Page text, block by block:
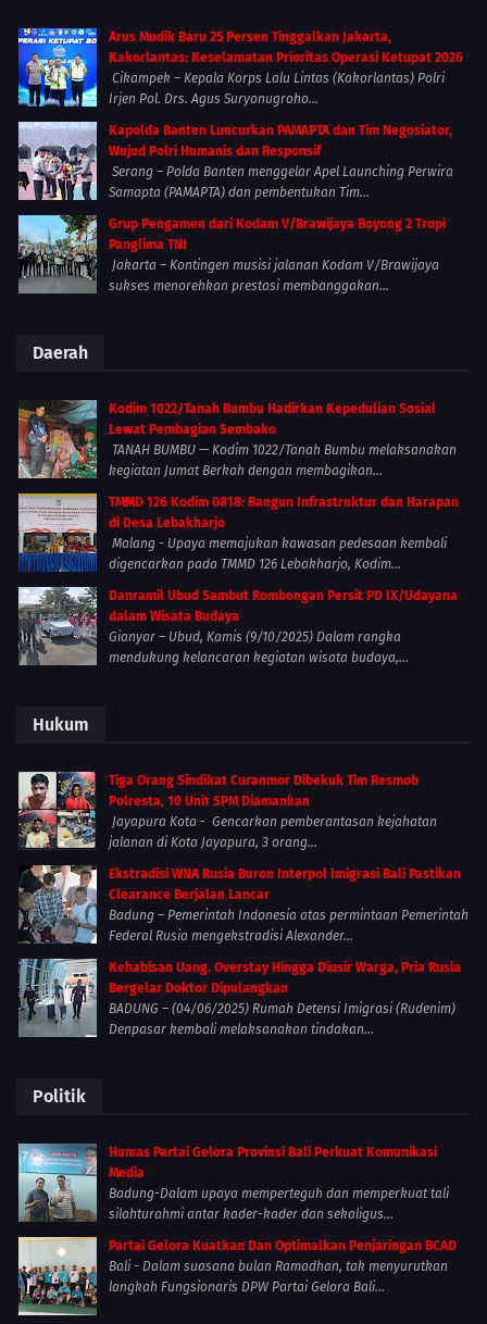
Arus Mudik Baru 25 Persen Tinggalkan Jakarta,
Kakorlantas: Keselamatan Prioritas Operasi Ketupat 2026
Cikampek – Kepala Korps Lalu Lintas (Kakorlantas) Polri
Irjen Pol. Drs. Agus Suryonugroho...
Kapolda Banten Luncurkan PAMAPTA dan Tim Negosiator,
Wujud Polri Humanis dan Responsif
Serang – Polda Banten menggelar Apel Launching Perwira
Samapta (PAMAPTA) dan pembentukan Tim...
Grup Pengamen dari Kodam V/Brawijaya Boyong 2 Tropi
Panglima TNI
Jakarta – Kontingen musisi jalanan Kodam V/Brawijaya
sukses menorehkan prestasi membanggakan...
Daerah
Kodim 1022/Tanah Bumbu Hadirkan Kepedulian Sosial
Lewat Pembagian Sembako
TANAH BUMBU — Kodim 1022/Tanah Bumbu melaksanakan
kegiatan Jumat Berkah dengan membagikan...
TMMD 126 Kodim 0818: Bangun Infrastruktur dan Harapan
di Desa Lebakharjo
Malang - Upaya memajukan kawasan pedesaan kembali
digencarkan pada TMMD 126 Lebakharjo, Kodim...
Danramil Ubud Sambut Rombongan Persit PD IX/Udayana
dalam Wisata Budaya
Gianyar – Ubud, Kamis (9/10/2025) Dalam rangka
mendukung kelancaran kegiatan wisata budaya,...
Hukum
Tiga Orang Sindikat Curanmor Dibekuk Tim Resmob
Polresta, 10 Unit SPM Diamankan
Jayapura Kota - Gencarkan pemberantasan kejahatan
jalanan di Kota Jayapura, 3 orang...
Ekstradisi WNA Rusia Buron Interpol Imigrasi Bali Pastikan
Clearance Berjalan Lancar
Badung – Pemerintah Indonesia atas permintaan Pemerintah
Federal Rusia mengekstradisi Alexander...
Kehabisan Uang. Overstay Hingga Diusir Warga, Pria Rusia
Bergelar Doktor Dipulangkan
BADUNG – (04/06/2025) Rumah Detensi Imigrasi (Rudenim)
Denpasar kembali melaksanakan tindakan...
Politik
Humas Partai Gelora Provinsi Bali Perkuat Komunikasi
Media
Badung-Dalam upaya memperteguh dan memperkuat tali
silahturahmi antar kader-kader dan sekaligus...
Partai Gelora Kuatkan Dan Optimalkan Penjaringan BCAD
Bali - Dalam suasana bulan Ramadhan, tak menyurutkan
langkah Fungsionaris DPW Partai Gelora Bali...